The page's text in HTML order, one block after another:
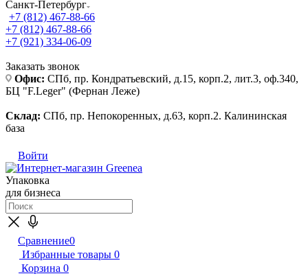
Санкт-Петербург
+7 (812) 467-88-66
+7 (812) 467-88-66
+7 (921) 334-06-09
Заказать звонок
Офис: СПб, пр. Кондратьевский, д.15, корп.2, лит.3, оф.340,
БЦ "F.Leger" (Фернан Леже)
Склад: СПб, пр. Непокоренных, д.63, корп.2. Калининская
база
Войти
Упаковка
для бизнеса
Сравнение0
Избранные товары 0
Корзина 0